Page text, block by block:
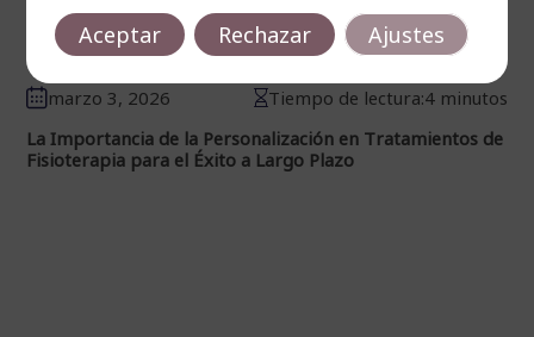
marzo 3, 2026
Tiempo de lectura:4 minutos
La Importancia de la Personalización en Tratamientos de
Fisioterapia para el Éxito a Largo Plazo
Aceptar Rechazar Ajustes